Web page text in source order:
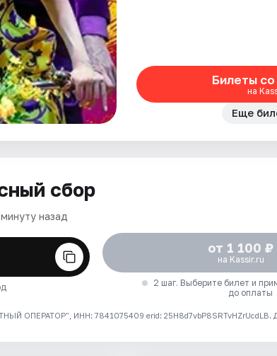
Билеты
на
Еще
сбор
назад
от 1 100 ₽
на Kassir.ru
2 шаг. Выберите билет и
до оплаты
ОПЕРАТОР", ИНН: 7841075409 erid: 25H8d7vbP8SRTvHZrUcdLB.